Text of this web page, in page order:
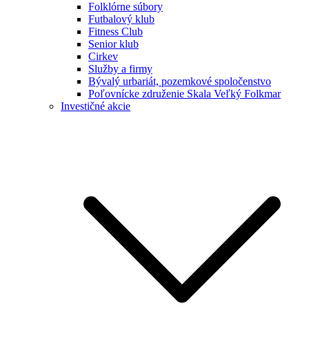
Folklórne súbory
Futbalový klub
Fitness Club
Senior klub
Cirkev
Služby a firmy
Bývalý urbariát, pozemkové spoločenstvo
Poľovnícke združenie Skala Veľký Folkmar
Investičné akcie